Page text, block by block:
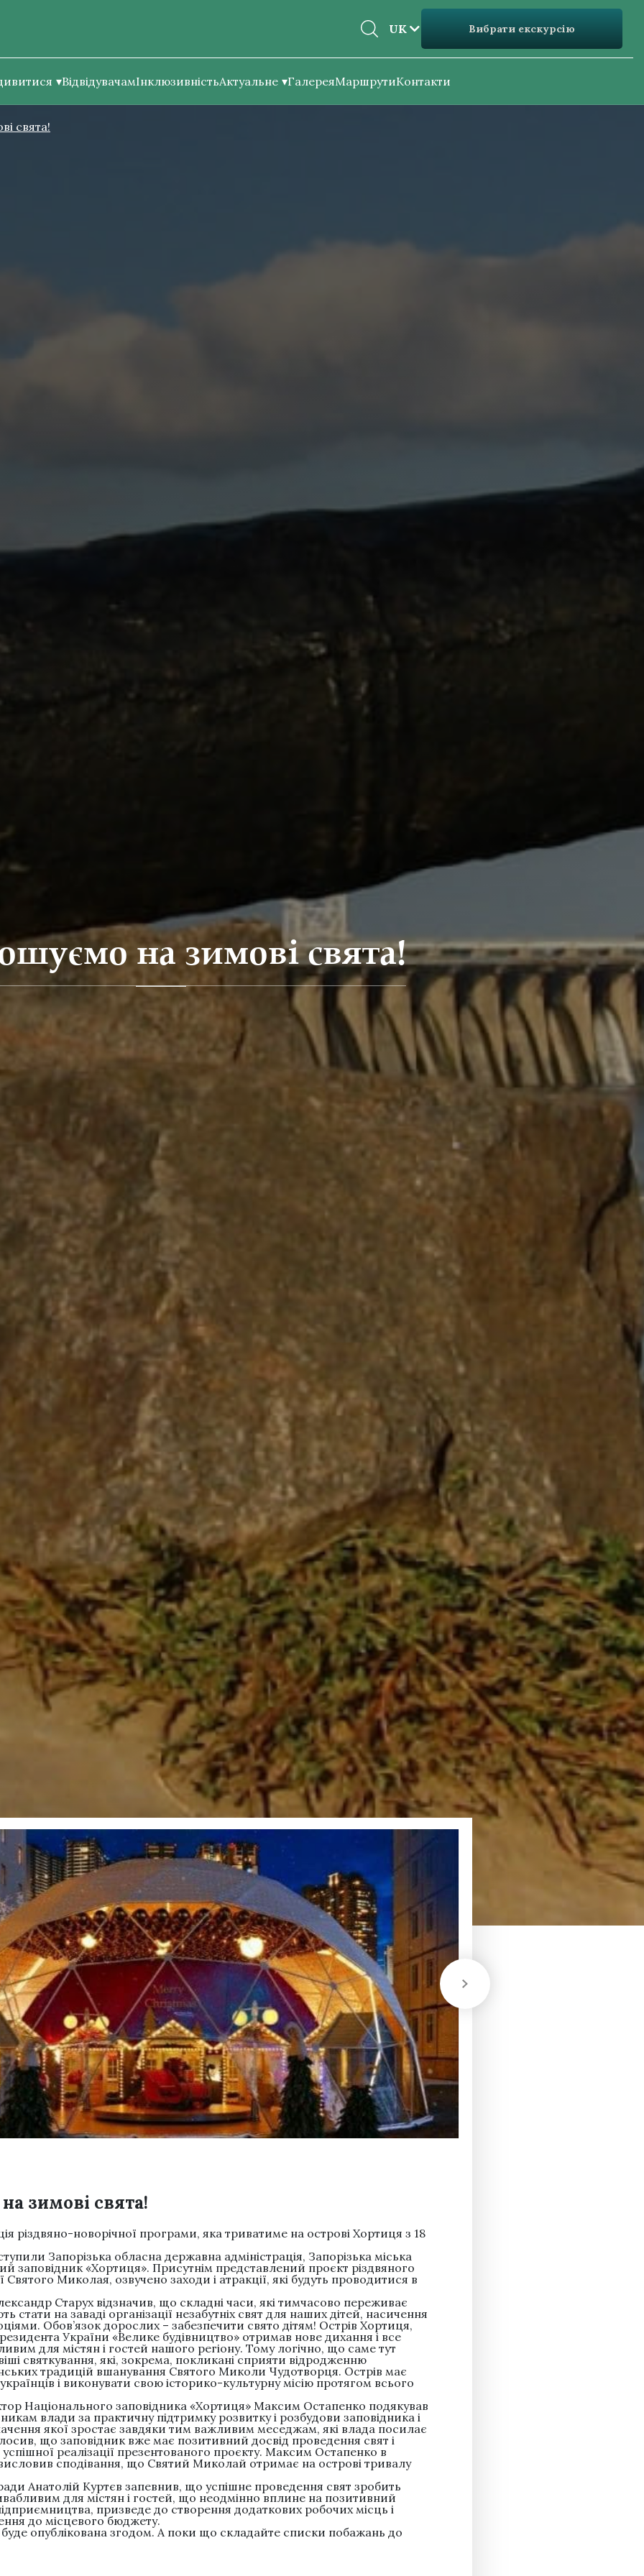
UK
EN
Вибрати екскурсію
ВідвідувачамІнклюзивністьАктуальне ГалереяМаршрутиКонтакти
свята!
на зимові свята!
зимові свята!
різдвяно-новорічної програми, яка триватиме на острові Хортиця з 18
Запорізька обласна державна адміністрація, Запорізька міська
заповідник «Хортиця». Присутнім представлений проєкт різдвяного
Святого Миколая, озвучено заходи і атракції, які будуть проводитися в
Старух відзначив, що складні часи, які тимчасово переживає
стати на заваді організації незабутніх свят для наших дітей, насичення
Обов’язок дорослих – забезпечити свято дітям! Острів Хортиця,
України «Велике будівництво» отримав нове дихання і все
для містян і гостей нашого регіону. Тому логічно, що саме тут
святкування, які, зокрема, покликані сприяти відродженню
традицій вшанування Святого Миколи Чудотворця. Острів має
і виконувати свою історико-культурну місію протягом всього
Національного заповідника «Хортиця» Максим Остапенко подякував
влади за практичну підтримку розвитку і розбудови заповідника і
якої зростає завдяки тим важливим меседжам, які влада посилає
що заповідник вже має позитивний досвід проведення свят і
реалізації презентованого проєкту. Максим Остапенко в
сподівання, що Святий Миколай отримає на острові тривалу
Анатолій Куртєв запевнив, що успішне проведення свят зробить
для містян і гостей, що неодмінно вплине на позитивний
призведе до створення додаткових робочих місць і
до місцевого бюджету.
опублікована згодом. А поки що складайте списки побажань до